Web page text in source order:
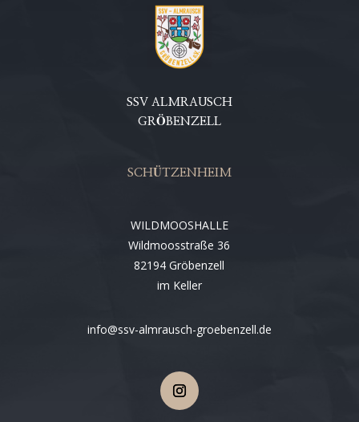
SSV ALMRAUSCH
GRÖBENZELL
SCHÜTZENHEIM
WILDMOOSHALLE
Wildmoosstraße 36
82194 Gröbenzell
im Keller
info@ssv-almrausch-groebenzell.de